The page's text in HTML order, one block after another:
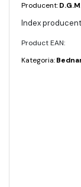
Producent:
Product EAN:
Kategoria: